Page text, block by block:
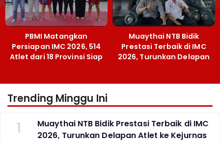
PBMI Matangkan
Persiapan IMC 2026, 514
Atlet dari 18 Provinsi Siap
Berlaga Besok di Bekasi
Muaythai NTB Bidik
Prestasi Terbaik di IMC
2026, Turunkan Delapan
Atlet ke Kejurnas Bekasi
Trending Minggu Ini
1
Muaythai NTB Bidik Prestasi Terbaik di IMC
2026, Turunkan Delapan Atlet ke Kejurnas